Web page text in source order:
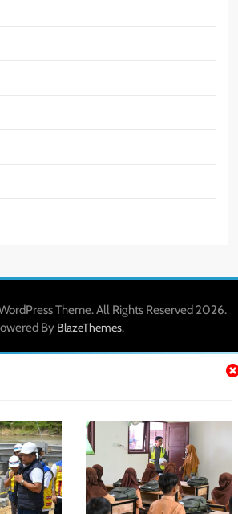
Theme. All Rights Reserved 2026.
By BlazeThemes.